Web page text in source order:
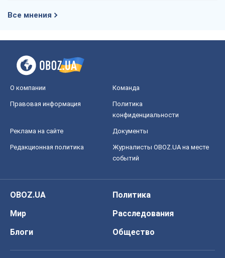
Все мнения
О компании Команда
Правовая информация
Политика
конфиденциальности
Реклама на сайте Документы
Редакционная политика
Журналисты OBOZ.UA на месте
событий
OBOZ.UA
Политика
Мир
Расследования
Блоги
Общество